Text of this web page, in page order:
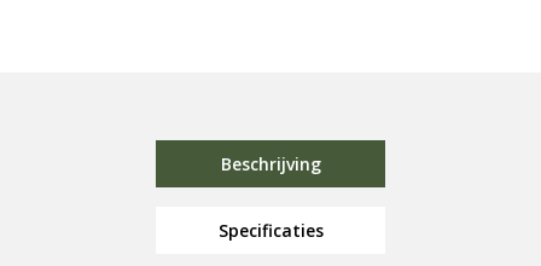
Beschrijving
Specificaties